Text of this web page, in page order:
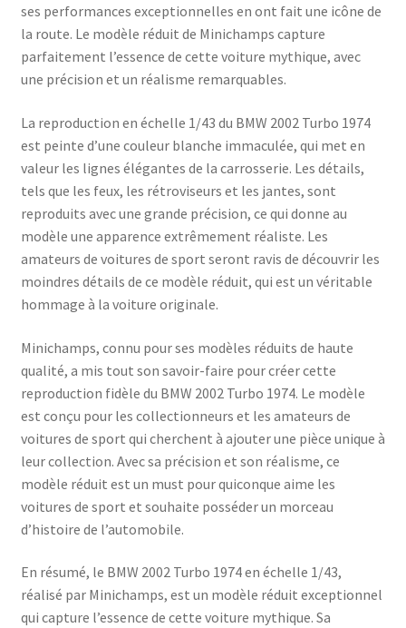
ses performances exceptionnelles en ont fait une icône de
la route. Le modèle réduit de Minichamps capture
parfaitement l’essence de cette voiture mythique, avec
une précision et un réalisme remarquables.
La reproduction en échelle 1/43 du BMW 2002 Turbo 1974
est peinte d’une couleur blanche immaculée, qui met en
valeur les lignes élégantes de la carrosserie. Les détails,
tels que les feux, les rétroviseurs et les jantes, sont
reproduits avec une grande précision, ce qui donne au
modèle une apparence extrêmement réaliste. Les
amateurs de voitures de sport seront ravis de découvrir les
moindres détails de ce modèle réduit, qui est un véritable
hommage à la voiture originale.
Minichamps, connu pour ses modèles réduits de haute
qualité, a mis tout son savoir-faire pour créer cette
reproduction fidèle du BMW 2002 Turbo 1974. Le modèle
est conçu pour les collectionneurs et les amateurs de
voitures de sport qui cherchent à ajouter une pièce unique à
leur collection. Avec sa précision et son réalisme, ce
modèle réduit est un must pour quiconque aime les
voitures de sport et souhaite posséder un morceau
d’histoire de l’automobile.
En résumé, le BMW 2002 Turbo 1974 en échelle 1/43,
réalisé par Minichamps, est un modèle réduit exceptionnel
qui capture l’essence de cette voiture mythique. Sa